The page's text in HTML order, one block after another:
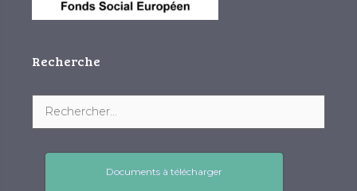
Recherche
Documents à télécharger